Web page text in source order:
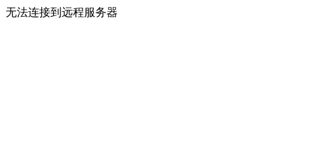
无法连接到远程服务器